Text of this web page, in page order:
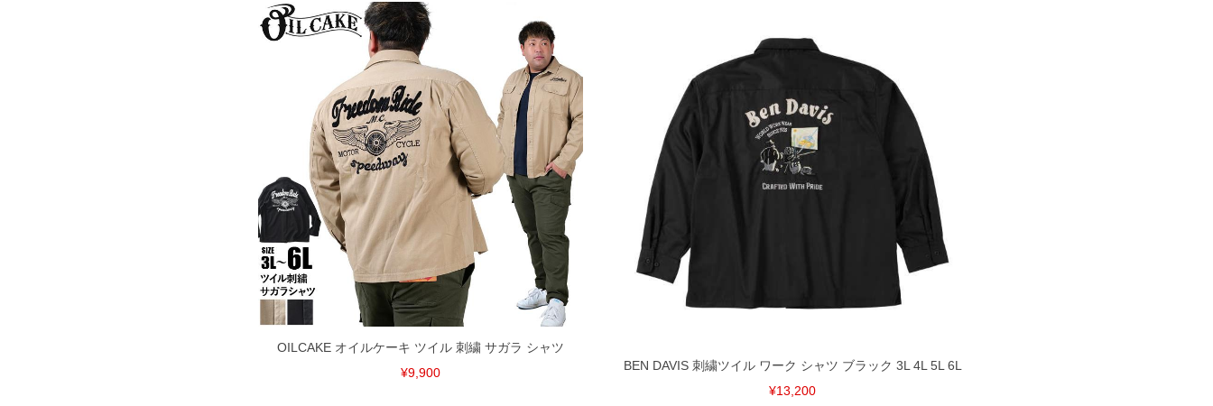
OILCAKE オイルケーキ ツイル 刺繍 サガラ シャツ
¥9,900
BEN DAVIS 刺繍ツイル ワーク シャツ ブラック 3L 4L 5L 6L
¥13,200